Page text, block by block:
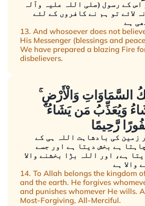
اس کے رسول (صلی اللہ علیہ وآلہ
لائے تو ہم نے کافروں کے لئے
ہے
13. And whosoever does not
His Messenger (blessings and
We have prepared a blazing Fire
disbelievers.
السَّمَاوَاتِ وَالْأَرْضِ
وَيُعَذِّبُ مَن يَشَاءُ
رَّحِيمًا
زمین کی بادشاہت اللہ ہی کے
ہے بخش دیتا ہے اور جسے
ہے، اور اللہ بڑا بخشنے والا
والا ہے
14. To Allah belongs the kingdom
and the earth. He forgives
and punishes whomever He wills.
Most-Forgiving, All-Merciful.